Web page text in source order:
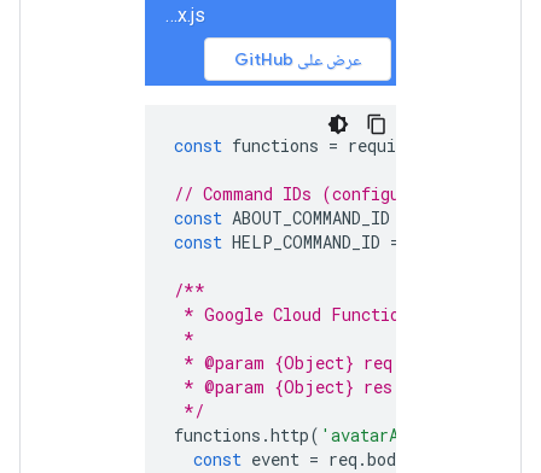
app/index.js
عرض على GitHub
const functions = require
// Command IDs (configure these in
const ABOUT_COMMAND_ID
const HELP_COMMAND_ID =
/**
* Google Cloud Function that handles
*
* @param {Object} req - The HTTP
* @param {Object} res - The HTTP
*/
functions .http( 'avatarApp'
const event = req .body